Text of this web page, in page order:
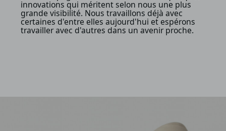
innovations qui méritent selon nous une plus
grande visibilité. Nous travaillons déjà avec
certaines d'entre elles aujourd'hui et espérons
travailler avec d'autres dans un avenir proche.